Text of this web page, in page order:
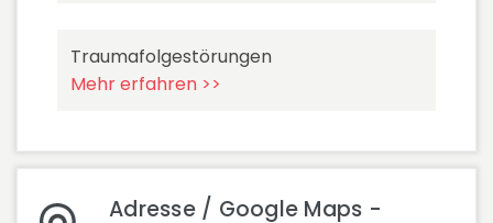
Traumafolgestörungen
Mehr erfahren >>
Adresse / Google Maps -